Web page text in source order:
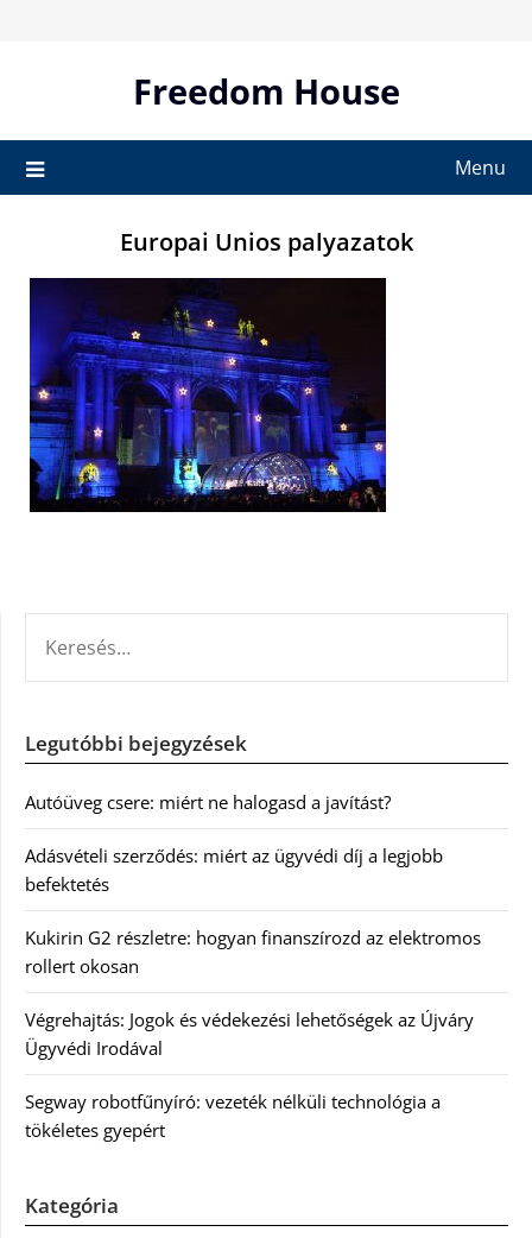
Freedom House
Menu
Europai Unios palyazatok
Legutóbbi bejegyzések
Autóüveg csere: miért ne halogasd a javítást?
Adásvételi szerződés: miért az ügyvédi díj a legjobb
befektetés
Kukirin G2 részletre: hogyan finanszírozd az elektromos
rollert okosan
Végrehajtás: Jogok és védekezési lehetőségek az Újváry
Ügyvédi Irodával
Segway robotfűnyíró: vezeték nélküli technológia a
tökéletes gyepért
Kategória